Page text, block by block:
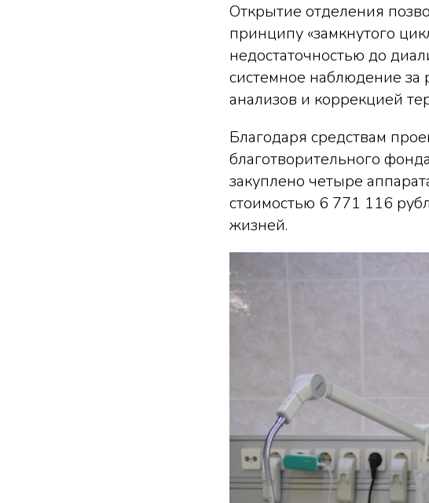
Открытие отделения
принципу «замкнутого
недостаточностью до
системное наблюдение за
анализов и коррекцией
Благодаря средствам
благотворительного
закуплено четыре
стоимостью 6 771 116
жизней.